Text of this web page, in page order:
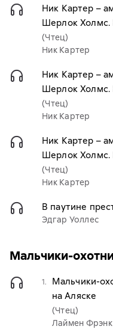
Ник Картер –
Шерлок Холмс.
(Чтец)
Ник Картер
Ник Картер –
Шерлок Холмс.
(Чтец)
Ник Картер
Ник Картер –
Шерлок Холмс.
(Чтец)
Ник Картер
В паутине
Эдгар Уоллес
Мальчики-
1.
Мальчики-
на Аляске
(Чтец)
Лаймен